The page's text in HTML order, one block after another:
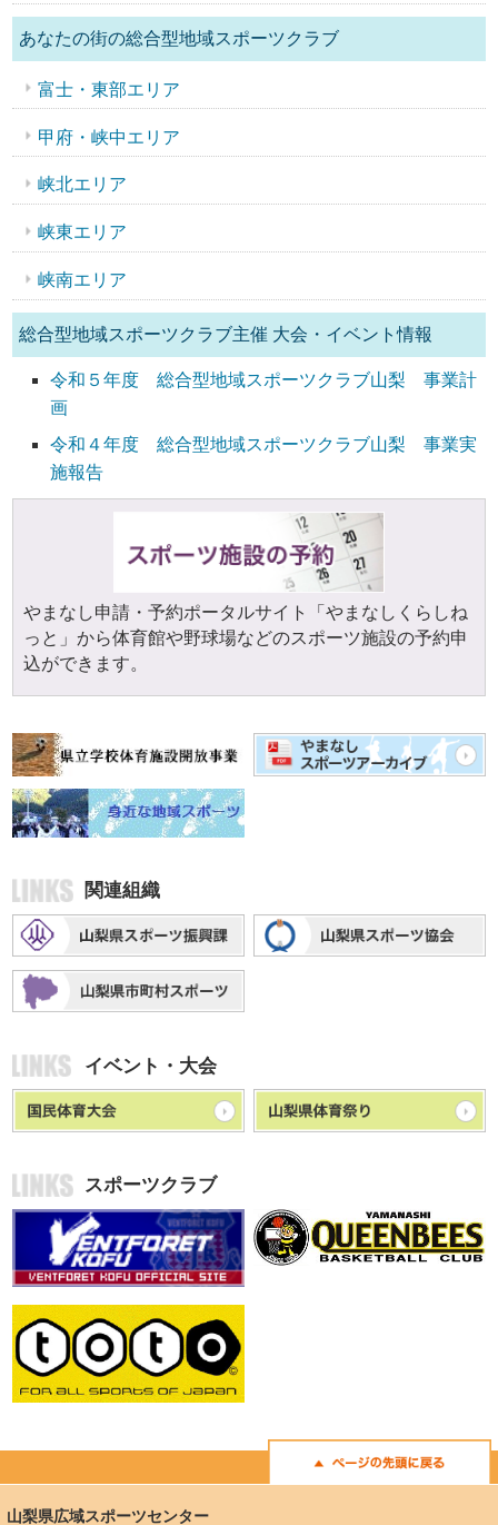
あなたの街の総合型地域スポーツクラブ
富士・東部エリア
甲府・峡中エリア
峡北エリア
峡東エリア
峡南エリア
総合型地域スポーツクラブ主催 大会・イベント情報
令和５年度 総合型地域スポーツクラブ山梨 事業計
画
令和４年度 総合型地域スポーツクラブ山梨 事業実
施報告
やまなし申請・予約ポータルサイト「やまなしくらしね
っと」から体育館や野球場などのスポーツ施設の予約申
込ができます。
関連組織
イベント・大会
スポーツクラブ
山梨県広域スポーツセンター